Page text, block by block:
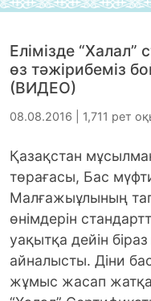
Елімізде
өз тәжірибеміз
(ВИДЕО)
08.08.2016 | 1,711 рет
Қазақстан
төрағасы, Бас
Малғажыұлының
өнiмдерін
уақытқа дейін
айналысты. Діни
жұмыс жасап